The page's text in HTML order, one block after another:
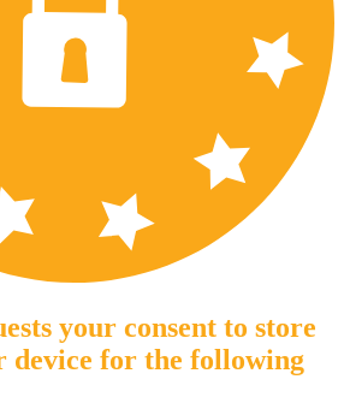
your consent to store
device for the following